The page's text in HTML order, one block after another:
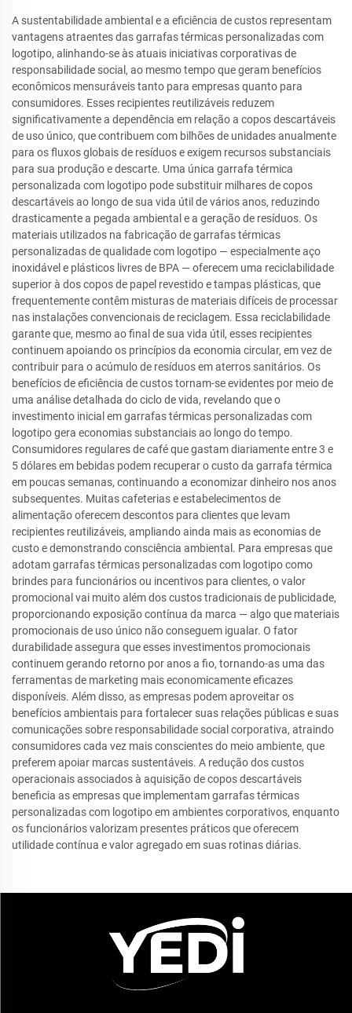
A sustentabilidade ambiental e a eficiência de custos representam
vantagens atraentes das garrafas térmicas personalizadas com
logotipo, alinhando-se às atuais iniciativas corporativas de
responsabilidade social, ao mesmo tempo que geram benefícios
econômicos mensuráveis tanto para empresas quanto para
consumidores. Esses recipientes reutilizáveis reduzem
significativamente a dependência em relação a copos descartáveis
de uso único, que contribuem com bilhões de unidades anualmente
para os fluxos globais de resíduos e exigem recursos substanciais
para sua produção e descarte. Uma única garrafa térmica
personalizada com logotipo pode substituir milhares de copos
descartáveis ao longo de sua vida útil de vários anos, reduzindo
drasticamente a pegada ambiental e a geração de resíduos. Os
materiais utilizados na fabricação de garrafas térmicas
personalizadas de qualidade com logotipo — especialmente aço
inoxidável e plásticos livres de BPA — oferecem uma reciclabilidade
superior à dos copos de papel revestido e tampas plásticas, que
frequentemente contêm misturas de materiais difíceis de processar
nas instalações convencionais de reciclagem. Essa reciclabilidade
garante que, mesmo ao final de sua vida útil, esses recipientes
continuem apoiando os princípios da economia circular, em vez de
contribuir para o acúmulo de resíduos em aterros sanitários. Os
benefícios de eficiência de custos tornam-se evidentes por meio de
uma análise detalhada do ciclo de vida, revelando que o
investimento inicial em garrafas térmicas personalizadas com
logotipo gera economias substanciais ao longo do tempo.
Consumidores regulares de café que gastam diariamente entre 3 e
5 dólares em bebidas podem recuperar o custo da garrafa térmica
em poucas semanas, continuando a economizar dinheiro nos anos
subsequentes. Muitas cafeterias e estabelecimentos de
alimentação oferecem descontos para clientes que levam
recipientes reutilizáveis, ampliando ainda mais as economias de
custo e demonstrando consciência ambiental. Para empresas que
adotam garrafas térmicas personalizadas com logotipo como
brindes para funcionários ou incentivos para clientes, o valor
promocional vai muito além dos custos tradicionais de publicidade,
proporcionando exposição contínua da marca — algo que materiais
promocionais de uso único não conseguem igualar. O fator
durabilidade assegura que esses investimentos promocionais
continuem gerando retorno por anos a fio, tornando-as uma das
ferramentas de marketing mais economicamente eficazes
disponíveis. Além disso, as empresas podem aproveitar os
benefícios ambientais para fortalecer suas relações públicas e suas
comunicações sobre responsabilidade social corporativa, atraindo
consumidores cada vez mais conscientes do meio ambiente, que
preferem apoiar marcas sustentáveis. A redução dos custos
operacionais associados à aquisição de copos descartáveis
beneficia as empresas que implementam garrafas térmicas
personalizadas com logotipo em ambientes corporativos, enquanto
os funcionários valorizam presentes práticos que oferecem
utilidade contínua e valor agregado em suas rotinas diárias.